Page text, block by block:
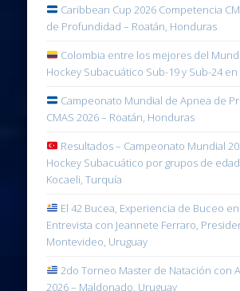
Caribbean Cup 2026 Competencia
de Profundidad – Roatán, Honduras
Colombia entre los mejores del
Hockey Subacuático Sub-19 y Sub-24
Campeonato Mundial de Apnea de
CMAS 2026 – Roatán, Honduras
Resultados – Campeonato Mundial
Hockey Subacuático por grupos de
Kocaeli, Turquía
El 42 Bucea, Experiencia de Buceo
Entrevista con Jeannete Ferraro,
Montevideo, Uruguay
2do Torneo Master de Natación con
2026 – Maldonado, Uruguay